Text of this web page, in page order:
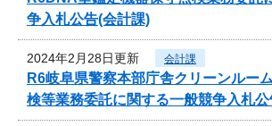
争入札公告(会計課)
2024年2月28日更新 会計課
R6岐阜県警察本部庁舎クリーンルー
検等業務委託に関する一般競争入札公